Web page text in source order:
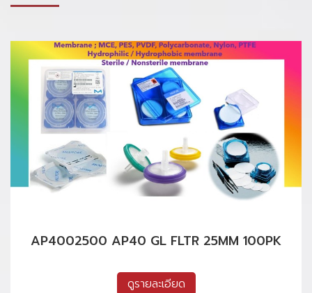
AP4002500 AP40 GL FLTR 25MM 100PK
ดูรายละเอียด